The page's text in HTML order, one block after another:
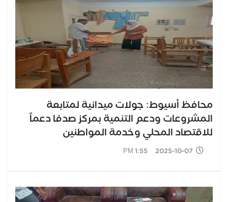
محافظ أسيوط: جولات ميدانية لمتابعة
المشروعات ودعم التنمية بمركز صدفا دعماً
للاقتصاد المحلي وخدمة المواطنين
2025-10-07 1:55 PM